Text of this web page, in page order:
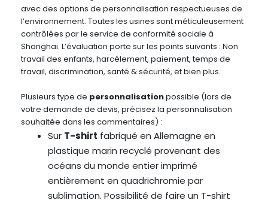
avec des options de personnalisation respectueuses de
l’environnement. Toutes les usines sont méticuleusement
contrôlées par le service de conformité sociale à
Shanghai. L’évaluation porte sur les points suivants : Non
travail des enfants, harcèlement, paiement, temps de
travail, discrimination, santé & sécurité, et bien plus.
Plusieurs type de personnalisationpossible (lors de
votre demande de devis, précisez la personnalisation
souhaitée dans les commentaires) :
Sur T-shirt fabriqué en Allemagne en
plastique marin recyclé provenant des
océans du monde entier imprimé
entièrement en quadrichromie par
sublimation. Possibilité de faire un T-shirt